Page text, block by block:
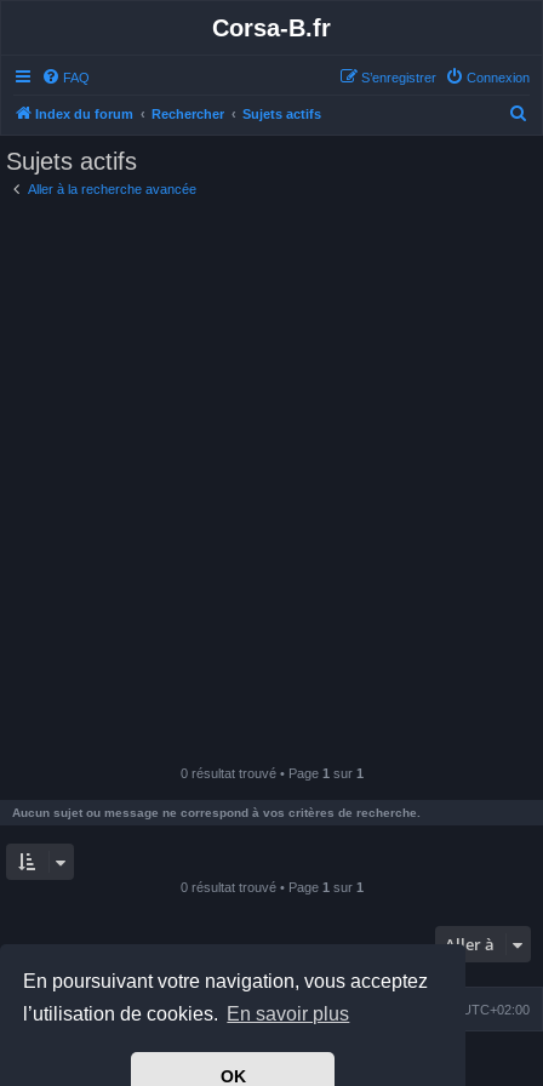
En poursuivant votre navigation, vous acceptez
l’utilisation de cookies. En savoir plus
OK
Corsa-B.fr
FAQ Connexion
S’enregistrer
Index du forum Rechercher Sujets actifs
Sujets actifs
Aller à la recherche avancée
0 résultat trouvé • Page 1 sur 1
Aucun sujet ou message ne correspond à vos critères de recherche.
0 résultat trouvé • Page 1 sur 1
Aller à
Index du forum UTC+02:00
Nous contacter
Développé parphpBB® Forum Software © phpBB Limited
Prosilver Dark Edition by